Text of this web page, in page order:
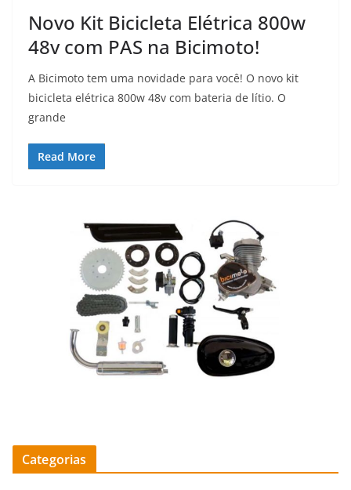
Novo Kit Bicicleta Elétrica 800w
48v com PAS na Bicimoto!
A Bicimoto tem uma novidade para você! O novo kit
bicicleta elétrica 800w 48v com bateria de lítio. O
grande
Read More
Categorias